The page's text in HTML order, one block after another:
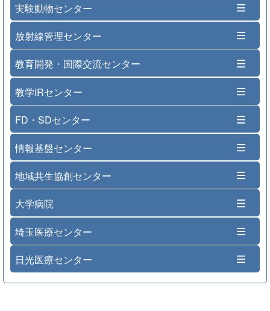
実験動物センター
放射線管理センター
教育開発・国際交流センター
教学IRセンター
FD・SDセンター
情報基盤センター
地域共生協創センター
大学病院
埼玉医療センター
日光医療センター